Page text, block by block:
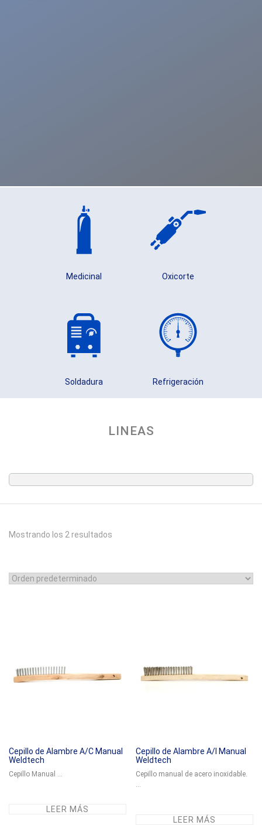
Medicinal Oxicorte
Soldadura Refrigeración
LINEAS
Mostrando los 2 resultados
Cepillo de Alambre A/C Manual
Weldtech
Cepillo Manual ...
LEER MÁS
Cepillo de Alambre A/I Manual
Weldtech
Cepillo manual de acero inoxidable.
LEER MÁS